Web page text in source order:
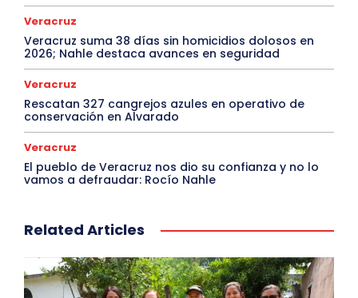
Veracruz
Veracruz suma 38 días sin homicidios dolosos en
2026; Nahle destaca avances en seguridad
Veracruz
Rescatan 327 cangrejos azules en operativo de
conservación en Alvarado
Veracruz
El pueblo de Veracruz nos dio su confianza y no lo
vamos a defraudar: Rocío Nahle
Related Articles